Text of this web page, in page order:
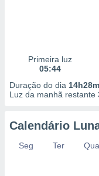
Primeira luz
05:44
Duração do dia 14h28m
Luz da manhã restante
Calendário
Seg Ter Qua